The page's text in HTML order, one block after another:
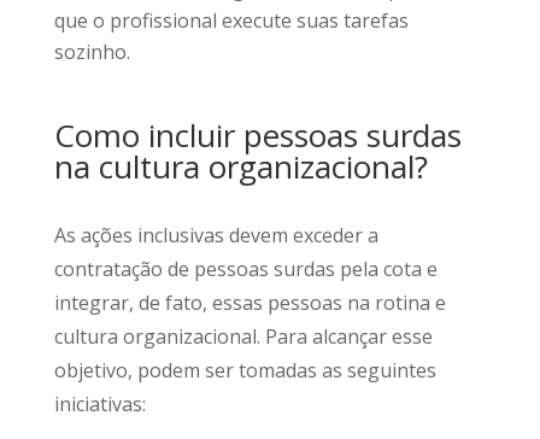
que o profissional execute suas tarefas
sozinho.
Como incluir pessoas surdas
na cultura organizacional?
As ações inclusivas devem exceder a
contratação de pessoas surdas pela cota e
integrar, de fato, essas pessoas na rotina e
cultura organizacional. Para alcançar esse
objetivo, podem ser tomadas as seguintes
iniciativas: